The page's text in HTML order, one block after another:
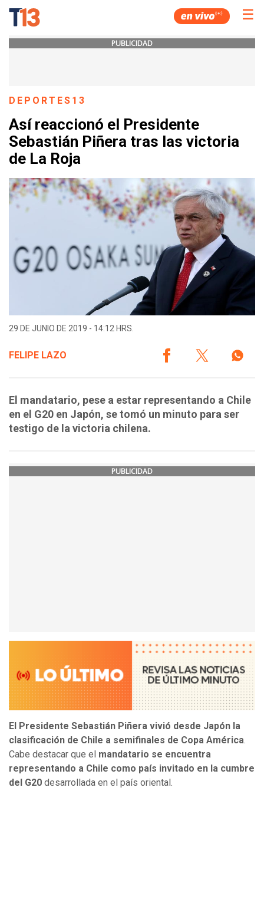
☰
PUBLICIDAD
DEPORTES13
Así reaccionó el Presidente
Sebastián Piñera tras las victoria
de La Roja
29 DE JUNIO DE 2019 - 14:12 HRS.
FELIPE LAZO
El mandatario, pese a estar representando a Chile
en el G20 en Japón, se tomó un minuto para ser
testigo de la victoria chilena.
PUBLICIDAD
El Presidente Sebastián Piñera vivió desde Japón la
clasificación de Chile a semifinales de Copa América.
Cabe destacar que el mandatario se encuentra
representando a Chile como país invitado en la cumbre
del G20 desarrollada en el país oriental.